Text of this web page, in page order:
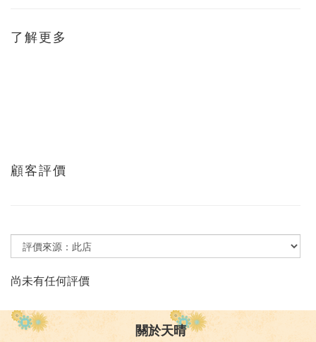
了解更多
顧客評價
尚未有任何評價
關於天晴